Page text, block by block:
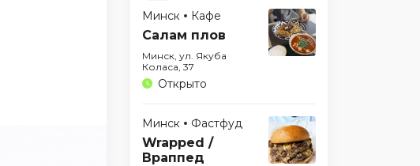
Минск Кафе
Салам плов
Минск, ул. Якуба
Коласа, 37
Открыто
Минск Фастфуд
Wrapped /
Враппед